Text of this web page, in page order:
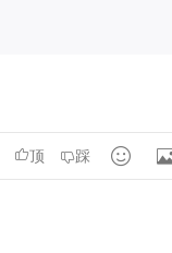
顶 踩 